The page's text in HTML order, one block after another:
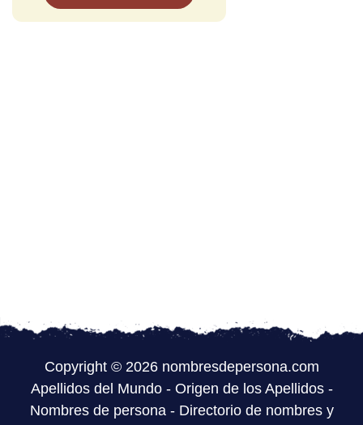
Copyright © 2026 nombresdepersona.com
Apellidos del Mundo- Origen de los Apellidos-
Nombres de persona- Directorio de nombres y